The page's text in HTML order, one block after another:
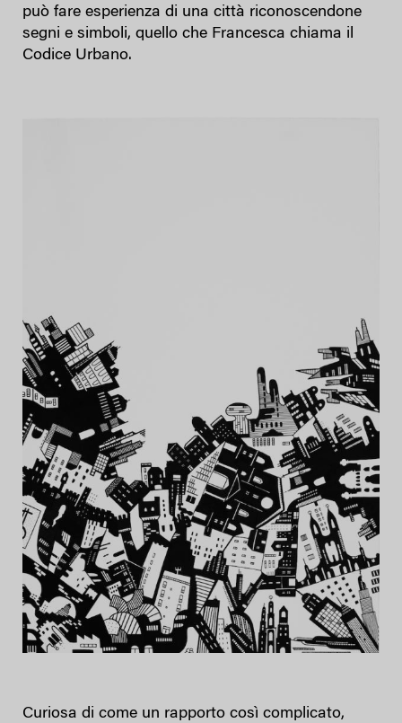
può fare esperienza di una città riconoscendone
segni e simboli, quello che Francesca chiama il
Codice Urbano.
Curiosa di come un rapporto così complicato,